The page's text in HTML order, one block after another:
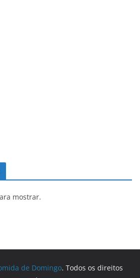
mostrar.
de Domingo. Todos os direitos